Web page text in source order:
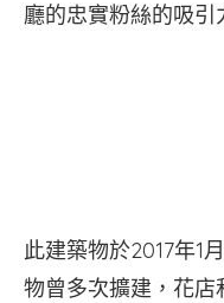
廳的忠實粉絲的吸引
此建築物於2017年1
物曾多次擴建，花